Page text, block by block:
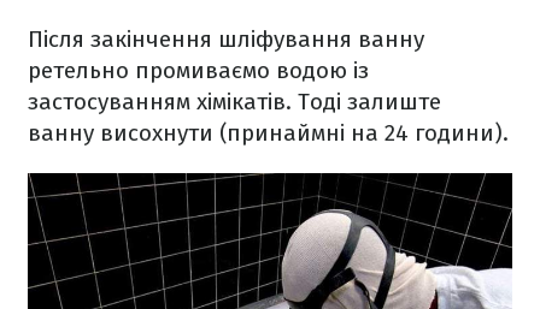
Після закінчення шліфування ванну
ретельно промиваємо водою із
застосуванням хімікатів. Тоді залиште
ванну висохнути (принаймні на 24 години).